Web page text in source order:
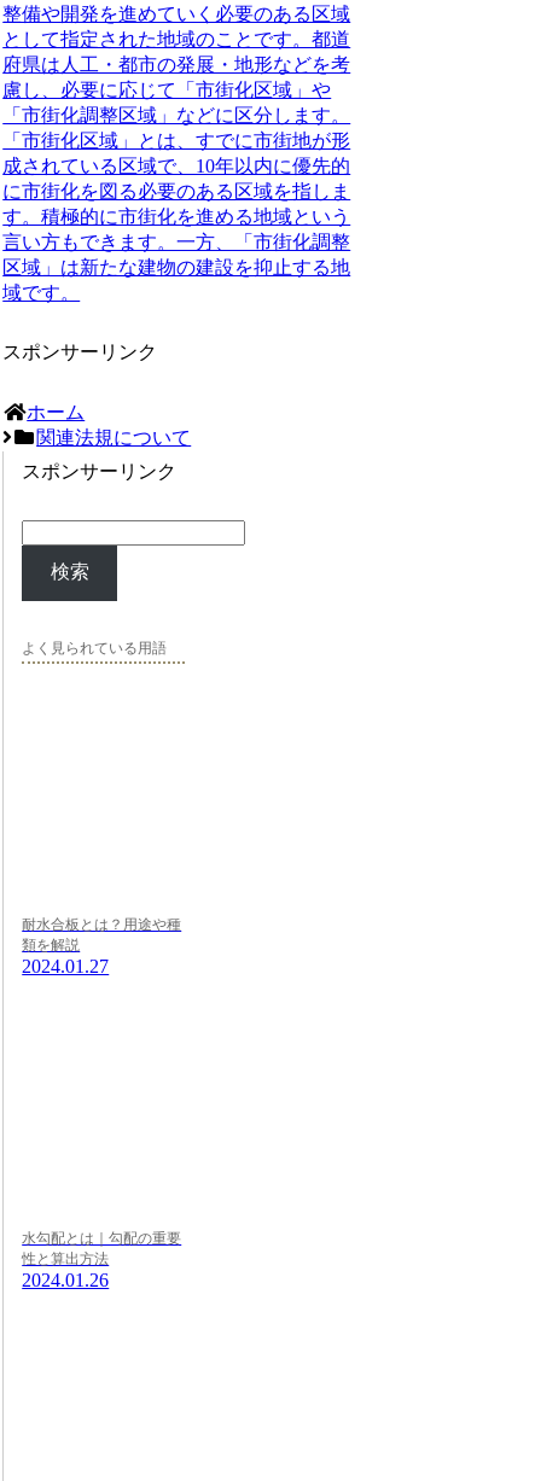
整備や開発を進めていく必要のある区域
として指定された地域のことです。都道
府県は人工・都市の発展・地形などを考
慮し、必要に応じて「市街化区域」や
「市街化調整区域」などに区分します。
「市街化区域」とは、すでに市街地が形
成されている区域で、10年以内に優先的
に市街化を図る必要のある区域を指しま
す。積極的に市街化を進める地域という
言い方もできます。一方、「市街化調整
区域」は新たな建物の建設を抑止する地
域です。
スポンサーリンク
ホーム
関連法規について
スポンサーリンク
検索
よく見られている用語
耐水合板とは？用途や種
類を解説
2024.01.27
水勾配とは｜勾配の重要
性と算出方法
2024.01.26